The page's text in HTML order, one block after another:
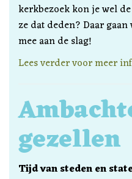
kerkbezoek kon je wel
ze dat deden? Daar
mee aan de slag!
Lees verder voor meer
gezellen
Tijd van steden en